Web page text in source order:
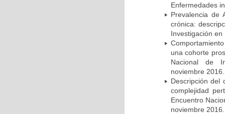
Enfermedades
Prevalencia de
crónica:
Investigación
una cohorte
Nacional de
noviembre 2016.
Descripción del
complejidad
Encuentro
noviembre 2016.